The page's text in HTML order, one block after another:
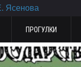
ПРОГУЛКИ